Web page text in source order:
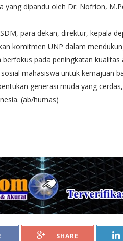
yang dipandu oleh Dr. Nofrion,
para dekan, direktur, kepala
komitmen UNP dalam
pada peningkatan
mahasiswa untuk kemajuan
generasi muda yang
(ab/humas)
SHARE